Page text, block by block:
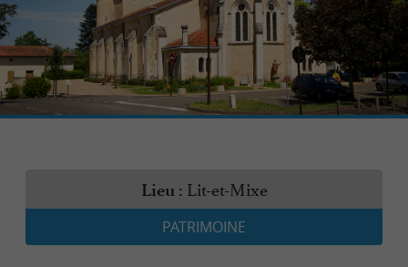
Lieu : Lit-et-Mixe
PATRIMOINE